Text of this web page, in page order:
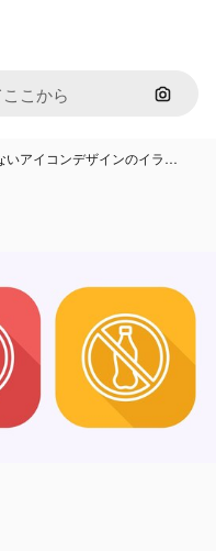
画像で
いアイコンデザインのイラ…